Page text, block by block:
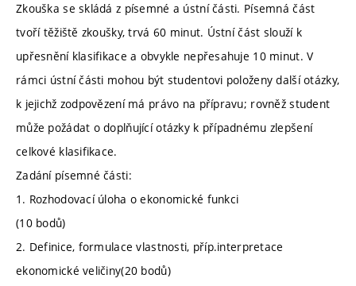
Zkouška se skládá z písemné a ústní části. Písemná část
tvoří těžiště zkoušky, trvá 60 minut. Ústní část slouží k
upřesnění klasifikace a obvykle nepřesahuje 10 minut. V
rámci ústní části mohou být studentovi položeny další otázky,
k jejichž zodpovězení má právo na přípravu; rovněž student
může požádat o doplňující otázky k případnému zlepšení
celkové klasifikace.
Zadání písemné části:
1. Rozhodovací úloha o ekonomické funkci
(10 bodů)
2. Definice, formulace vlastnosti, příp.interpretace
ekonomické veličiny(20 bodů)